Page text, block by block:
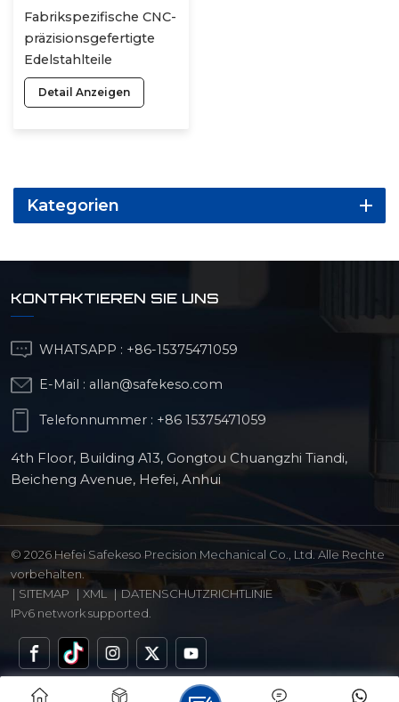
Fabrikspezifische CNC-
präzisionsgefertigte
Edelstahlteile
Komplexe
Strukturelemente mit
Detail Anzeigen
Kategorien
KONTAKTIEREN SIE UNS
WHATSAPP : +86-15375471059
E-Mail : allan@safekeso.com
Telefonnummer : +86 15375471059
4th Floor, Building A13, Gongtou Chuangzhi Tiandi,
Beicheng Avenue, Hefei, Anhui
© 2026 Hefei Safekeso Precision Mechanical Co., Ltd. Alle Rechte
vorbehalten.
| SITEMAP | XML | DATENSCHUTZRICHTLINIE
IPv6 network supported.